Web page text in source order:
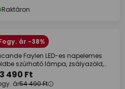
Raktáron
ár -38%
Faylen LED-es napelemes
szúrható lámpa, zsályazöld,
490 Ft
ár54 490 Ft